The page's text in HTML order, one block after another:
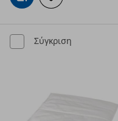
Σύγκριση